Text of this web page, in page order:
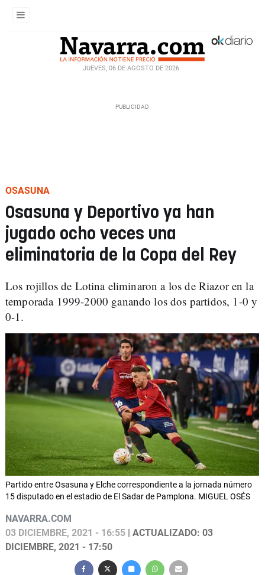
JUEVES, 06 DE AGOSTO DE 2026
OSASUNA
Osasuna y Deportivo ya han
jugado ocho veces una
eliminatoria de la Copa del Rey
Los rojillos de Lotina eliminaron a los de Riazor en la
temporada 1999-2000 ganando los dos partidos, 1-0 y
0-1.
Partido entre Osasuna y Elche correspondiente a la jornada número
15 disputado en el estadio de El Sadar de Pamplona. MIGUEL OSÉS
NAVARRA.COM
03 DICIEMBRE, 2021 - 16:55 | ACTUALIZADO: 03
DICIEMBRE, 2021 - 17:50